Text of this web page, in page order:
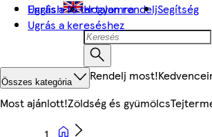
Ugrás a fő tartalomra
Ugrás a kereséshez
English Hogyan rendeljSegítség
Összes kategória Rendelj most!
Most ajánlott!Zöldség és gyümölcs